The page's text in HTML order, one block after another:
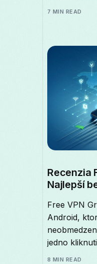
7 MIN READ
Recenzia
Najlepší
Free VPN
Android,
jedno
8 MIN READ